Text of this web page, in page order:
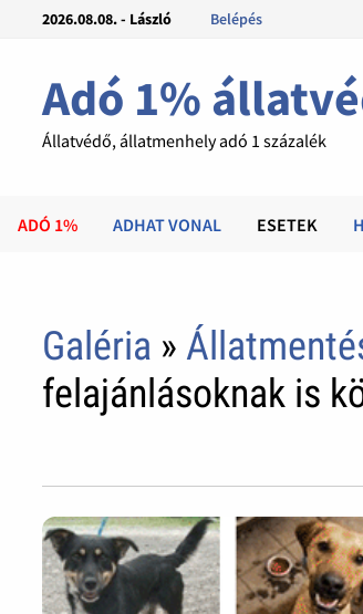
2026.08.08. - László Belépés
Adó 1%
Állatvédő, állatmenhely adó 1 százalék
ADÓ 1% ADHAT VONAL ESETEK
Galéria »
felajánlásoknak is